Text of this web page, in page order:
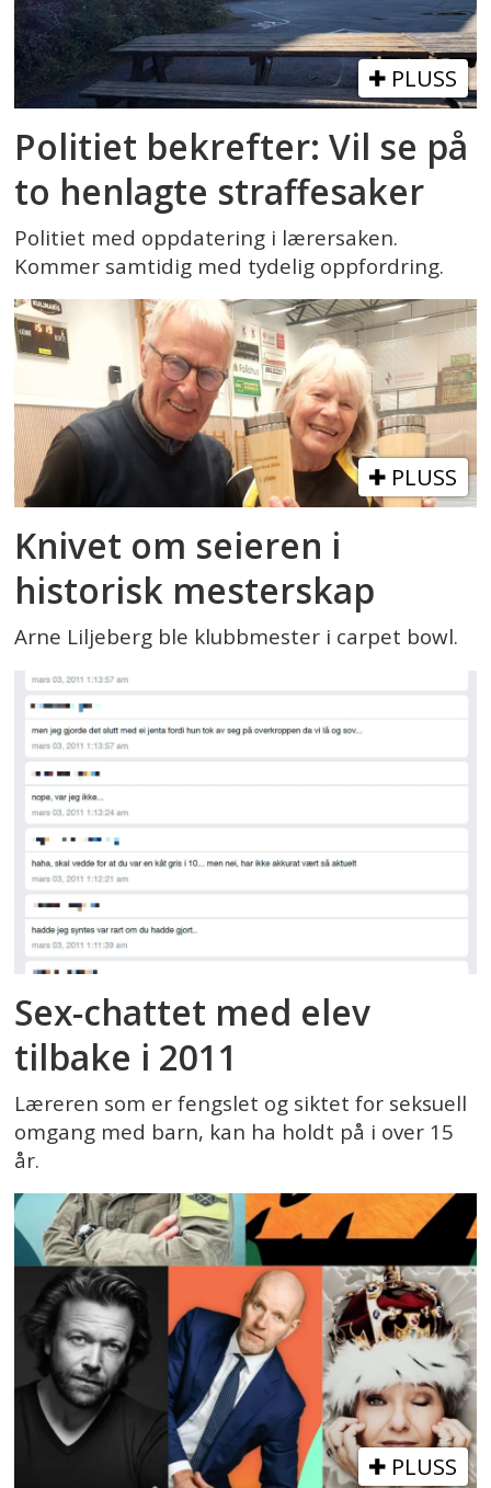
PLUSS
Politiet bekrefter: Vil se på
to henlagte straffesaker
Politiet med oppdatering i lærersaken.
Kommer samtidig med tydelig oppfordring.
PLUSS
Knivet om seieren i
historisk mesterskap
Arne Liljeberg ble klubbmester i carpet bowl.
Sex-chattet med elev
tilbake i 2011
Læreren som er fengslet og siktet for seksuell
omgang med barn, kan ha holdt på i over 15
år.
PLUSS